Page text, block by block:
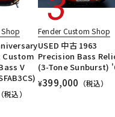
レコーディング機器
楽器アクセサリ
V
（税込）
Fender Custom Shop
USED 中古 1963
Precision Bass
(3-Tone Sunburst)
¥399,000 （税込）